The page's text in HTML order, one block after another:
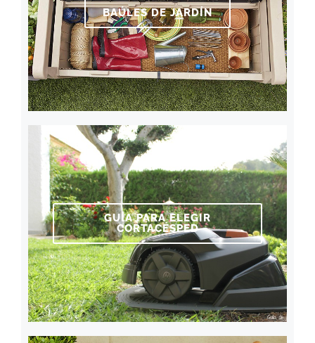
BAÚLES DE JARDÍN
GUÍA PARA ELEGIR
CORTACÉSPED